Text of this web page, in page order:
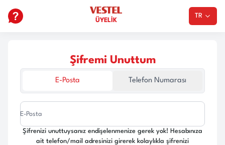
ÜYELİK
TR
Şifremi Unuttum
E-Posta Telefon Numarası
E-Posta
Şifrenizi unuttuysanız endişelenmenize gerek yok! Hesabınıza
ait telefon/mail adresinizi girerek kolaylıkla şifrenizi